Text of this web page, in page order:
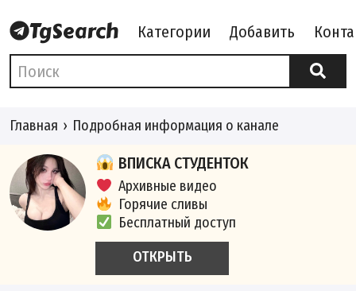
Категории Добавить
Главная Подробная информация о канале
ВПИСКА СТУДЕНТОК
Архивные видео
Горячие сливы
Бесплатный доступ
ОТКРЫТЬ